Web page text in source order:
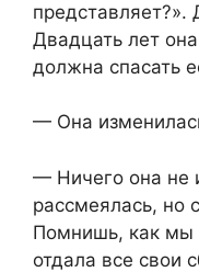
представляет?».
Двадцать лет
должна спасать
— Она
— Ничего она не
рассмеялась,
Помнишь, как мы
отдала все свои